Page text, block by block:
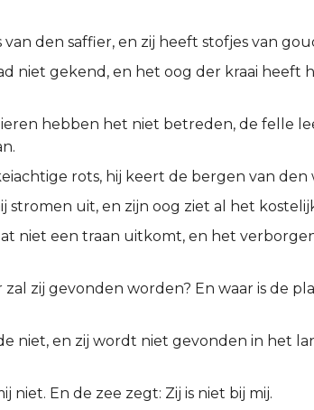
den saffier, en zij heeft stofjes van
niet gekend, en het oog der kraai heeft
hebben het niet betreden, de felle
rots, hij keert de bergen van den
stromen uit, en zijn oog ziet al het
niet een traan uitkomt, en het
zal zij gevonden worden? En waar is de
niet, en zij wordt niet gevonden in het
niet. En de zee zegt: Zij is niet bij mij.